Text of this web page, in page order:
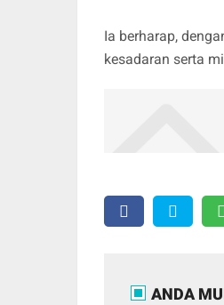
Ia berharap,
kesadaran serta
ANDA